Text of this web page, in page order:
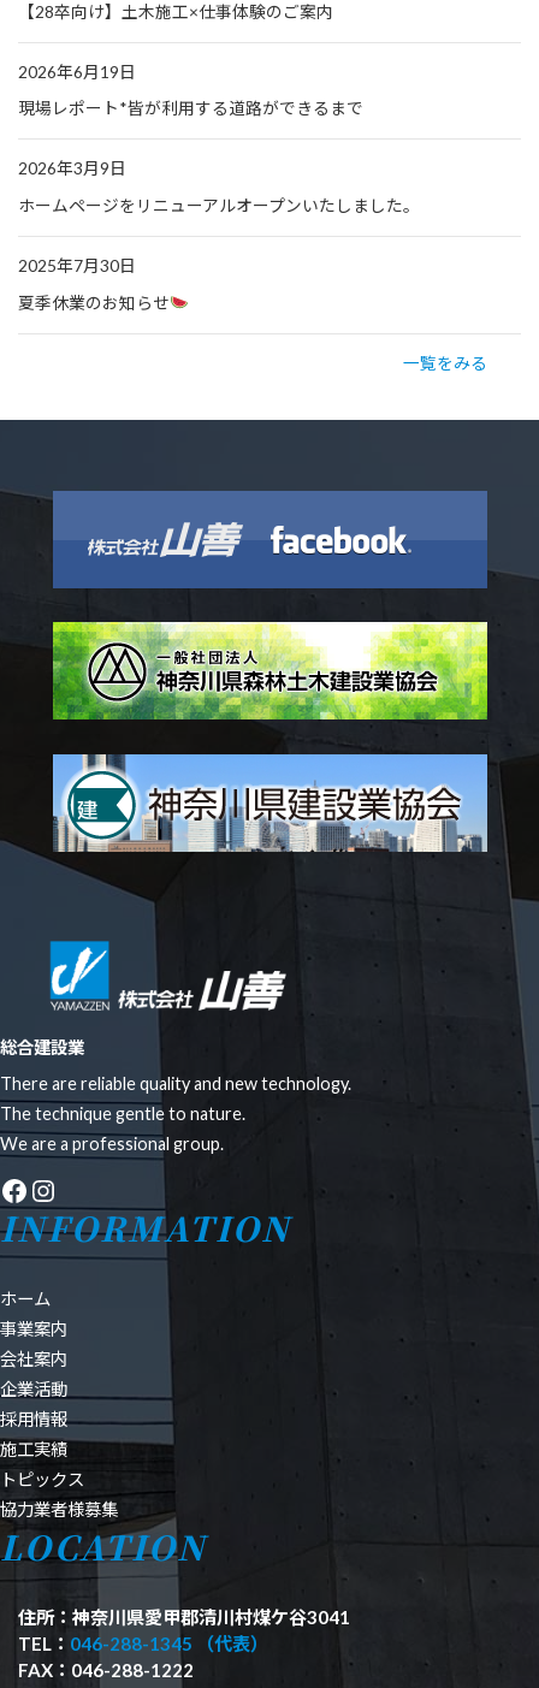
【28卒向け】土木施工×仕事体験のご案内
2026年6月19日
現場レポート*皆が利用する道路ができるまで
2026年3月9日
ホームページをリニューアルオープンいたしました。
2025年7月30日
夏季休業のお知らせ
一覧をみる
総合建設業
There are reliable quality and new technology.
The technique gentle to nature.
We are a professional group.
Facebook
Instagram
INFORMATION
ホーム
事業案内
会社案内
企業活動
採用情報
施工実績
トピックス
協力業者様募集
LOCATION
住所：神奈川県愛甲郡清川村煤ケ谷3041
TEL： 046-288-1345 （代表）
FAX：046-288-1222